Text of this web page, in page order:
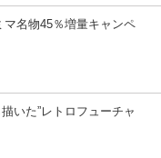
名物45％増量キャンペ
いた”レトロフューチャ